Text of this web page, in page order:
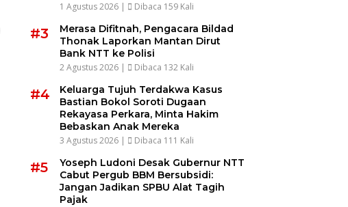
1 Agustus 2026 | Dibaca 159 Kali
#3
Merasa Difitnah, Pengacara Bildad
Thonak Laporkan Mantan Dirut
Bank NTT ke Polisi
2 Agustus 2026 | Dibaca 132 Kali
#4
Keluarga Tujuh Terdakwa Kasus
Bastian Bokol Soroti Dugaan
Rekayasa Perkara, Minta Hakim
Bebaskan Anak Mereka
3 Agustus 2026 | Dibaca 111 Kali
#5
Yoseph Ludoni Desak Gubernur NTT
Cabut Pergub BBM Bersubsidi:
Jangan Jadikan SPBU Alat Tagih
Pajak